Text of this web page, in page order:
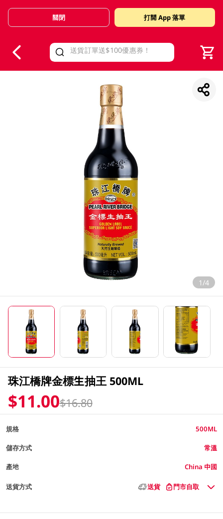
Valid Until 30 June 2026
關閉 打開 App 落單
1/4
珠江橋牌金標生抽王 500ML
$11.00$16.80
規格 500ML
儲存方式 常溫
產地 China 中國
送貨方式 送貨 門市自取